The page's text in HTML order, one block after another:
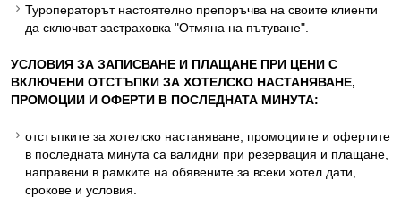
Туроператорът настоятелно препоръчва на своите клиенти
да сключват застраховка "Отмяна на пътуване".
УСЛОВИЯ ЗА ЗАПИСВАНЕ И ПЛАЩАНЕ ПРИ ЦЕНИ С
ВКЛЮЧЕНИ ОТСТЪПКИ ЗА ХОТЕЛСКО НАСТАНЯВАНЕ,
ПРОМОЦИИ И ОФЕРТИ В ПОСЛЕДНАТА МИНУТА:
отстъпките за хотелско настаняване, промоциите и офертите
в последната минута са валидни при резервация и плащане,
направени в рамките на обявените за всеки хотел дати,
срокове и условия.